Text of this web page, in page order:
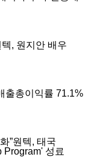
, 원지안 배우
출총이익률 71.1%
”원텍, 태국
Program' 성료